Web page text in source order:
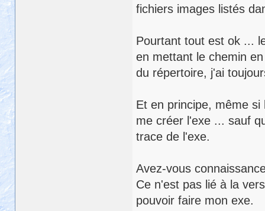
fichiers images listés
Pourtant tout est ok ...
en mettant le chemin
du répertoire, j'ai
Et en principe, même
me créer l'exe ... sauf
trace de l'exe.
Avez-vous
Ce n'est pas lié à la
pouvoir faire mon exe.